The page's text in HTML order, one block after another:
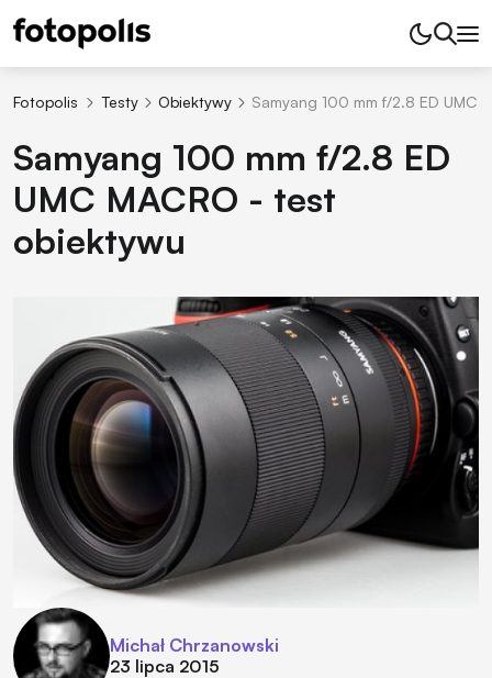
Fotopolis Testy Obiektywy Samyang 100 mm f/2.8 ED UMC
Samyang 100 mm f/2.8 ED
UMC MACRO - test
obiektywu
Michał Chrzanowski
23 lipca 2015